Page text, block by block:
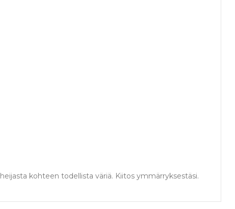
kohteen todellista väriä. Kiitos ymmärryksestäsi.